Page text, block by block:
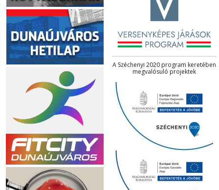
A Széchenyi 2020 program keretében
megvalósuló projektek